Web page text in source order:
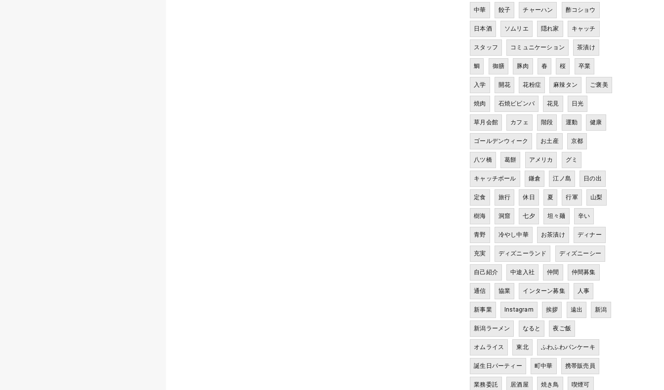
中華 餃子 チャーハン 酢コショウ
日本酒 ソムリエ 隠れ家 キャッチ
スタッフ コミュニケーション 茶漬け
鯛 御膳 豚肉 春 桜 卒業
入学 開花 花粉症 麻辣タン ご褒美
焼肉 石焼ビビンバ 花見 日光
草月会館 カフェ 階段 運動 健康
ゴールデンウィーク お土産 京都
八ツ橋 葛餅 アメリカ グミ
キャッチボール 鎌倉 江ノ島 日の出
定食 旅行 休日 夏 行軍 山梨
樹海 洞窟 七夕 坦々麺 辛い
青野 冷やし中華 お茶漬け ディナー
充実 ディズニーランド ディズニーシー
自己紹介 中途入社 仲間 仲間募集
通信 協業 インターン募集 人事
新事業 Instagram 挨拶 遠出 新潟
新潟ラーメン なると 夜ご飯
オムライス 東北 ふわふわパンケーキ
誕生日パーティー 町中華 携帯販売員
業務委託 居酒屋 焼き鳥 喫煙可